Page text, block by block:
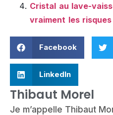
Cristal au lave-
vraiment les risques
Facebook
LinkedIn
Thibaut Morel
Je m’appelle Thibaut